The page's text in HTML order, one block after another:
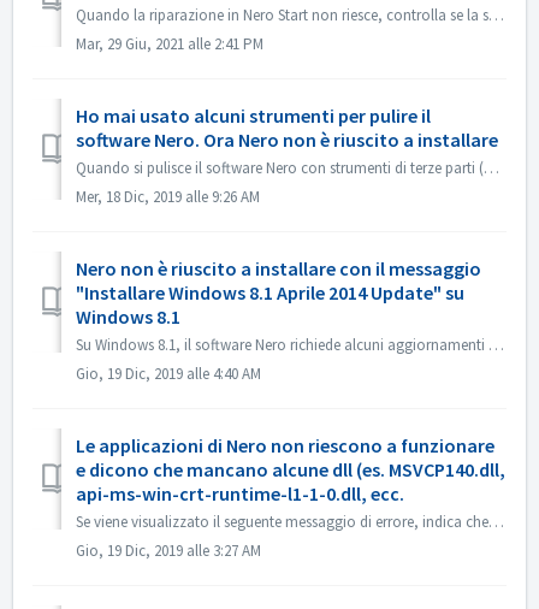
Quando la riparazione in Nero Start non riesce, controlla se la situazione sul tuo computer è la seguente. Per prima cosa controlla se la seguente cartella...
Mar, 29 Giu, 2021 alle 2:41 PM
Ho mai usato alcuni strumenti per pulire il
software Nero. Ora Nero non è riuscito a installare
Quando si pulisce il software Nero con strumenti di terze parti (ad esempio IObit Uninstaller, Total Cleaner, Revo Uninstaller, ecc.), tali strumenti elimin...
Mer, 18 Dic, 2019 alle 9:26 AM
Nero non è riuscito a installare con il messaggio
"Installare Windows 8.1 Aprile 2014 Update" su
Windows 8.1
Su Windows 8.1, il software Nero richiede alcuni aggiornamenti di Windows. 1. Aprire Pannello di controllo ->Aggiornamento finestre, installare tutti g...
Gio, 19 Dic, 2019 alle 4:40 AM
Le applicazioni di Nero non riescono a funzionare
e dicono che mancano alcune dll (es. MSVCP140.dll,
api-ms-win-crt-runtime-l1-1-0.dll, ecc.
Se viene visualizzato il seguente messaggio di errore, indica che questi file mancano da Microsoft Visual C++++ Redistributable (x86) . Manca MSVCP140.DL...
Gio, 19 Dic, 2019 alle 3:27 AM